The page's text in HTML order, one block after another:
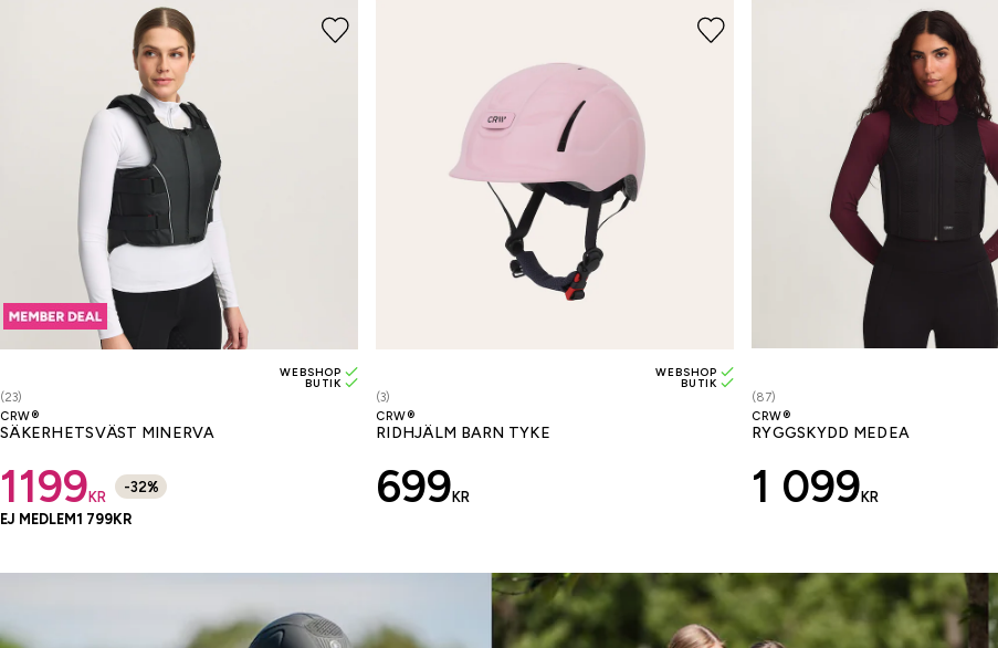
(23)
WEBSHOP
BUTIK
CRW®
SÄKERHETSVÄST MINERVA
1199KR
-32%
EJ MEDLEM 1 799KR
(3)
WEBSHOP
BUTIK
CRW®
RIDHJÄLM BARN TYKE
699KR
(87)
CRW®
RYGGSKYDD MEDEA
1 099KR